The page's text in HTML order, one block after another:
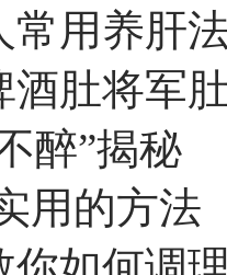
常用养肝
酒肚将军
醉”揭秘
用的方法